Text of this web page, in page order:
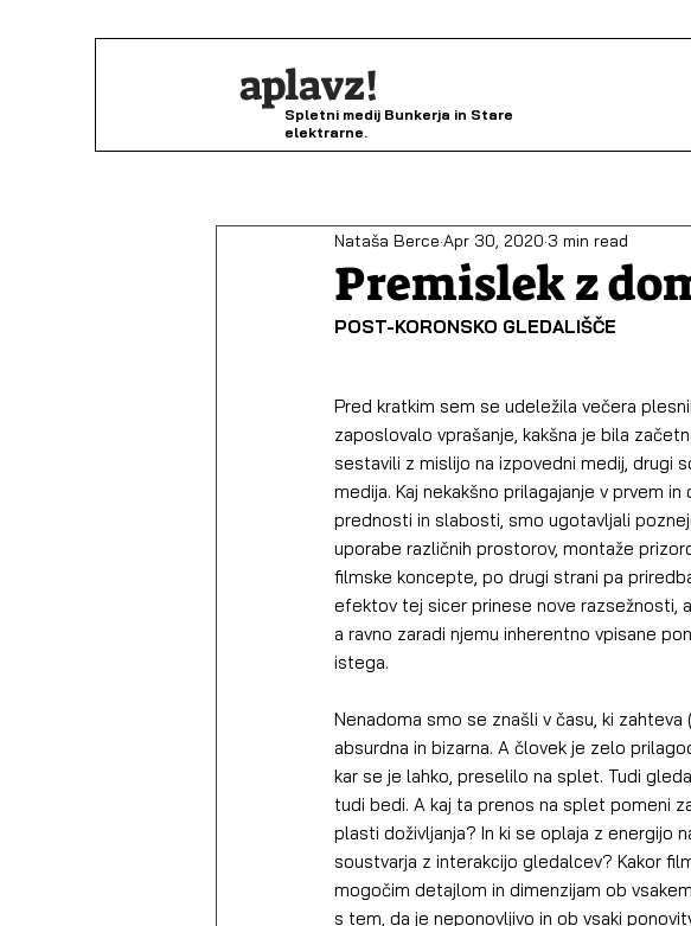
aplavz!
Spletni medij Bunkerja in Stare
elektrarne.
Premislek z
Nataša Berce Apr 30, 2020 3 min read
POST-KORONSKO GLEDALIŠČE
Pred kratkim sem se udeležila večera
zaposlovalo vprašanje, kakšna je bila
sestavili z mislijo na izpovedni medij, drugi
medija. Kaj nekakšno prilagajanje v prvem
prednosti in slabosti, smo ugotavljali
uporabe različnih prostorov, montaže
filmske koncepte, po drugi strani pa
efektov tej sicer prinese nove razsežnosti,
a ravno zaradi njemu inherentno vpisane
istega.
Nenadoma smo se znašli v času, ki
absurdna in bizarna. A človek je zelo
kar se je lahko, preselilo na splet. Tudi
tudi bedi. A kaj ta prenos na splet pomeni
plasti doživljanja? In ki se oplaja z energijo
soustvarja z interakcijo gledalcev? Kakor
mogočim detajlom in dimenzijam ob
s tem, da je neponovljivo in ob vsaki